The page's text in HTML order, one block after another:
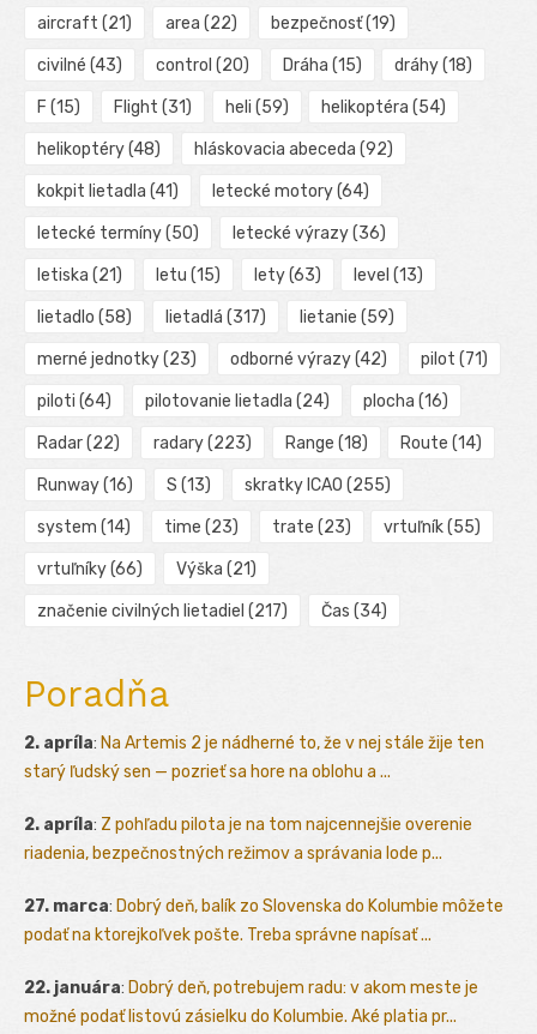
aircraft (21) area (22) bezpečnosť(19)
civilné (43) control (20) Dráha (15) dráhy(18)
F (15) Flight (31) heli (59) helikoptéra (54)
helikoptéry(48) hláskovacia abeceda (92)
kokpit lietadla (41) letecké motory(64)
letecké termíny(50) letecké výrazy(36)
letiska (21) letu (15) lety(63) level (13)
lietadlo (58) lietadlá (317) lietanie (59)
merné jednotky(23) odborné výrazy(42) pilot (71)
piloti (64) pilotovanie lietadla (24) plocha (16)
Radar(22) radary(223) Range (18) Route (14)
Runway(16) S (13) skratky ICAO (255)
system (14) time (23) trate (23) vrtuľník(55)
vrtuľníky(66) Výška (21)
značenie civilných lietadiel (217) Čas (34)
Poradňa
2. apríla: Na Artemis 2 je nádherné to, že v nej stále žije ten
starý ľudský sen — pozrieť sa hore na oblohu a ...
2. apríla: Z pohľadu pilota je na tom najcennejšie overenie
riadenia, bezpečnostných režimov a správania lode p...
27. marca: Dobrý deň, balík zo Slovenska do Kolumbie môžete
podať na ktorejkoľvek pošte. Treba správne napísať ...
22. januára: Dobrý deň, potrebujem radu: v akom meste je
možné podať listovú zásielku do Kolumbie. Aké platia pr...